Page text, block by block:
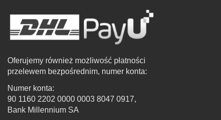
Oferujemy również możliwość płatności
przelewem bezpośrednim, numer konta:
Numer konta:
90 1160 2202 0000 0003 8047 0917,
Bank Millennium SA